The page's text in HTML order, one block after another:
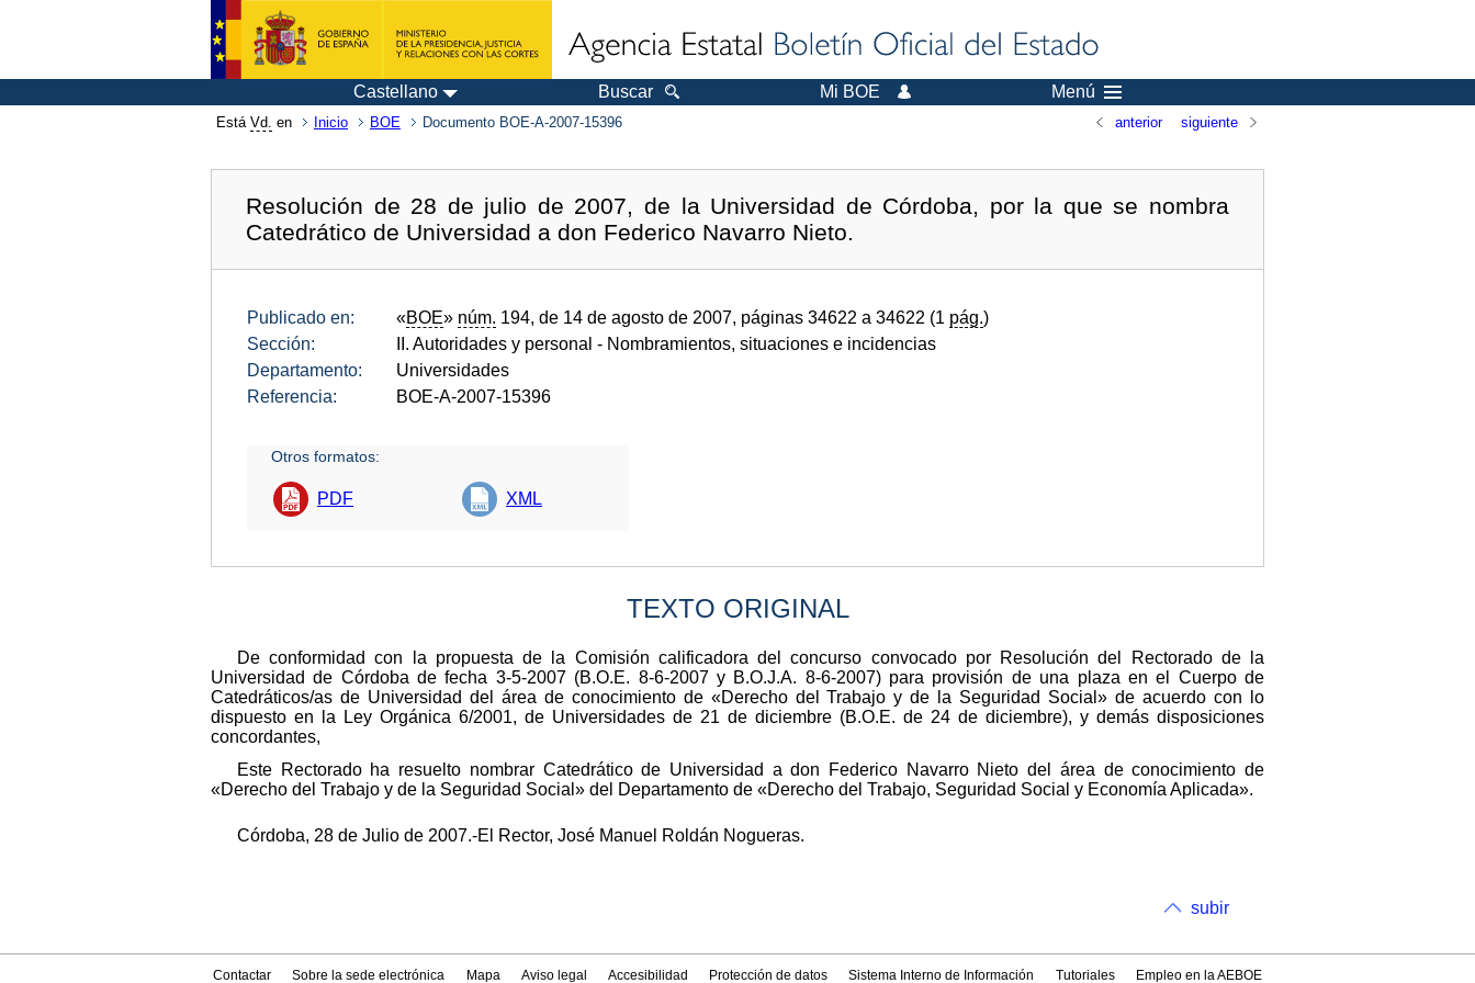
Castellano Buscar Mi BOE Menú
Está Vd. en Inicio BOE Documento BOE-A-2007-15396 anterior siguiente
Resolución de 28 de julio de 2007, de la Universidad de Córdoba, por la que se nombra
Catedrático de Universidad a don Federico Navarro Nieto.
Publicado en: «BOE» núm. 194, de 14 de agosto de 2007, páginas 34622 a 34622 (1 pág.)
Sección:
II. Autoridades y personal - Nombramientos, situaciones e incidencias
Departamento:
Universidades
Referencia:
BOE-A-2007-15396
Otros formatos:
PDF XML
TEXTO ORIGINAL
De conformidad con la propuesta de la Comisión calificadora del concurso convocado por Resolución del Rectorado de la
Universidad de Córdoba de fecha 3-5-2007 (B.O.E. 8-6-2007 y B.O.J.A. 8-6-2007) para provisión de una plaza en el Cuerpo de
Catedráticos/as de Universidad del área de conocimiento de «Derecho del Trabajo y de la Seguridad Social» de acuerdo con lo
dispuesto en la Ley Orgánica 6/2001, de Universidades de 21 de diciembre (B.O.E. de 24 de diciembre), y demás disposiciones
concordantes,
Este Rectorado ha resuelto nombrar Catedrático de Universidad a don Federico Navarro Nieto del área de conocimiento de
«Derecho del Trabajo y de la Seguridad Social» del Departamento de «Derecho del Trabajo, Seguridad Social y Economía Aplicada».
Córdoba, 28 de Julio de 2007.-El Rector, José Manuel Roldán Nogueras.
subir
Contactar Sobre la sede electrónica Mapa Aviso legal Accesibilidad Protección de datos Sistema Interno de Información Tutoriales Empleo en la AEBOE